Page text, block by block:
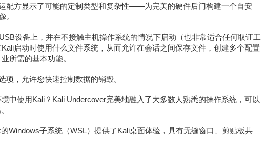
配方显示了可能的定制类型和复杂性——为完美的硬件后门构建一个自安
。
设备上，并在不接触主机操作系统的情况下启动（也非常适合任何取证工
启动时使用什么文件系统，从而允许在会话之间保存文件，创建多个配置
所需的基本功能。
，允许您快速控制数据的销毁。
中使用Kali？Kali Undercover完美地融入了大多数人熟悉的操作系统，可以
Windows子系统（WSL）提供了Kali桌面体验，具有无缝窗口、剪贴板共